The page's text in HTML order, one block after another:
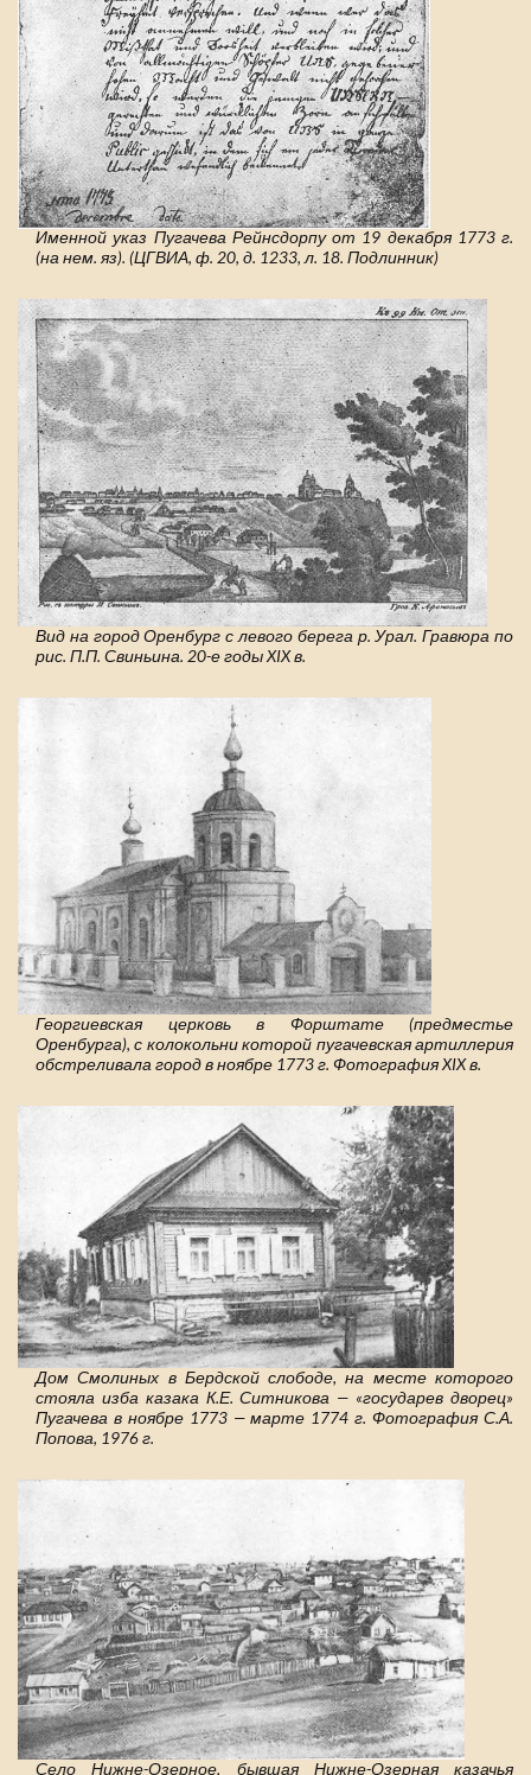
Именной указ Пугачева Рейнсдорпу от 19 декабря 1773 г.
(на нем. яз). (ЦГВИА, ф. 20, д. 1233, л. 18. Подлинник)
Вид на город Оренбург с левого берега р. Урал. Гравюра по
рис. П.П. Свиньина. 20-е годы XIX в.
Георгиевская церковь в Форштате (предместье
Оренбурга), с колокольни которой пугачевская артиллерия
обстреливала город в ноябре 1773 г. Фотография XIX в.
Дом Смолиных в Бердской слободе, на месте которого
стояла изба казака К.Е. Ситникова — «государев дворец»
Пугачева в ноябре 1773 — марте 1774 г. Фотография С.А.
Попова, 1976 г.
Село Нижне-Озерное, бывшая Нижне-Озерная казачья